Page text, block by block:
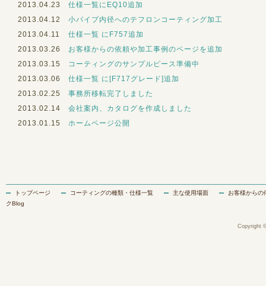
2013.04.23
仕様一覧にEQ10追加
2013.04.12
小パイプ内径へのテフロンコーティング加工
2013.04.11
仕様一覧 にF757追加
2013.03.26
お客様からの依頼や加工事例のページを追加
2013.03.15
コーティングのサンプルピース準備中
2013.03.06
仕様一覧 に[F717グレード]追加
2013.02.25
事務所移転完了しました
2013.02.14
会社案内、カタログを作成しました
2013.01.15
ホームページ公開
トップページ コーティングの種類・仕様一覧 主な使用場面
お客様からの
クBlog
Copyright